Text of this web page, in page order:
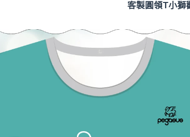
客製圓領T小獅